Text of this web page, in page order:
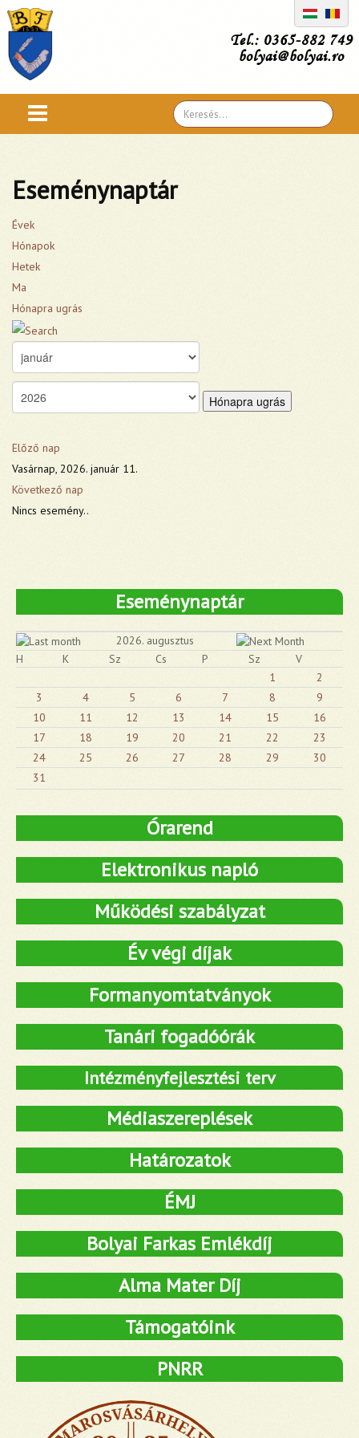
Tel.: 0365-882 749
bolyai@bolyai.ro
Search
...
Eseménynaptár
Évek
Hónapok
Hetek
Ma
Hónapra ugrás
Hónapra ugrás
Előző nap
Vasárnap, 2026. január 11.
Következő nap
Nincs esemény..
Eseménynaptár
2026. augusztus
H
K Sz Cs P Sz
V
1
2
3
4 5 6 7 8
9
10
11 12 13 14 15
16
17
18 19 20 21 22
23
24
25 26 27 28 29
30
31
Órarend
Elektronikus napló
Működési szabályzat
Év végi díjak
Formanyomtatványok
Tanári fogadóórák
Intézményfejlesztési terv
Médiaszereplések
Határozatok
ÉMJ
Bolyai Farkas Emlékdíj
Alma Mater Díj
Támogatóink
PNRR